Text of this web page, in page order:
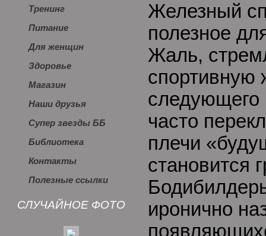
Тренинг
Питание
Для женщин
Здоровье
Магазин
Наши друзья
Супер звезды ББ
Библиотека
Контакты
Полезные ссылки
СЛУЧАЙНОЕ ФОТО
Железный
полезное
Жаль,
спортивную
следующего
часто
плечи
становится
иронично